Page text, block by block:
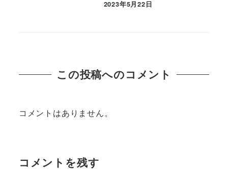
投稿日
2023年5月22日
この投稿へのコメント
コメントはありません。
コメントを残す